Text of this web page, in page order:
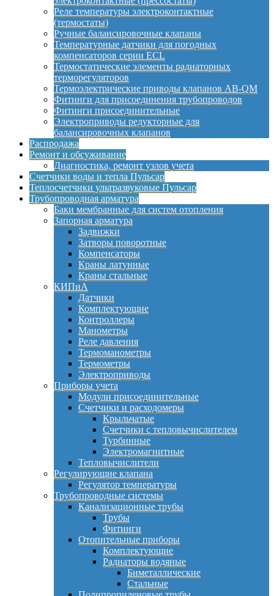
Реле температуры электроконтактные
(термостаты)
Ручные балансировочные клапаны
Температурные датчики для погодных
компенсаторов серии ECL
Термостатические элементы радиаторных
терморегуляторов
Термоэлектрические приводы клапанов AB-QM
Фитинги для присоединения трубопроводов
Фитинги присоединительные
Электроприводы редукторные для
балансировочных клапанов
Распродажа
Ремонт и обсуживание
Диагностика, ремонт узлов учета
Счетчики воды и тепла Пульсар
Теплосчетчики ультразвуковые Пульсар
Трубопроводная арматура
Баки мембранные для систем отопления
Запорная арматура
Задвижки
Затворы поворотные
Компенсаторы
Краны латунные
Краны стальные
КИПиА
Датчики
Комплектующие
Контроллеры
Манометры
Реле давления
Термоманометры
Термометры
Электроприводы
Приборы учета
Модули присоединительные
Счетчики и расходомеры
Крыльчатые
Счетчики с тепловычислителем
Турбинные
Электромагнитные
Тепловычислители
Регулирующие клапана
Регулятор температуры
Трубопроводные системы
Канализационные трубы
Трубы
Фитинги
Отопительные приборы
Комплектующие
Радиаторы водяные
Биметаллические
Стальные